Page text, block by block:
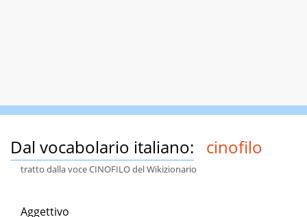
Dal vocabolario italiano: cinofilo
tratto dalla voce CINOFILO del Wikizionario
Aggettivo